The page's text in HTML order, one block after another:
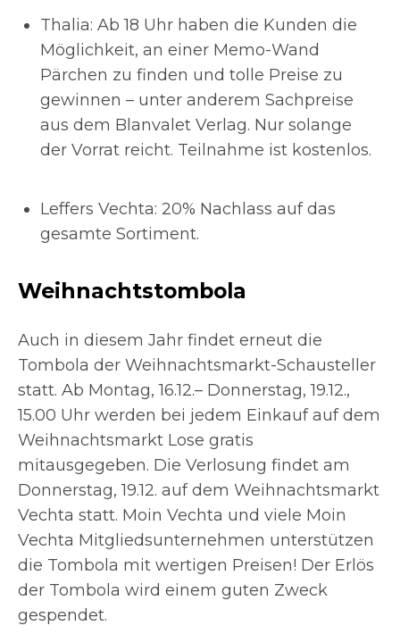
Thalia: Ab 18 Uhr haben die Kunden die
Möglichkeit, an einer Memo-Wand
Pärchen zu finden und tolle Preise zu
gewinnen – unter anderem Sachpreise
aus dem Blanvalet Verlag. Nur solange
der Vorrat reicht. Teilnahme ist kostenlos.
Leffers Vechta: 20% Nachlass auf das
gesamte Sortiment.
Weihnachtstombola
Auch in diesem Jahr findet erneut die
Tombola der Weihnachtsmarkt-Schausteller
statt. Ab Montag, 16.12.– Donnerstag, 19.12.,
15.00 Uhr werden bei jedem Einkauf auf dem
Weihnachtsmarkt Lose gratis
mitausgegeben. Die Verlosung findet am
Donnerstag, 19.12. auf dem Weihnachtsmarkt
Vechta statt. Moin Vechta und viele Moin
Vechta Mitgliedsunternehmen unterstützen
die Tombola mit wertigen Preisen! Der Erlös
der Tombola wird einem guten Zweck
gespendet.